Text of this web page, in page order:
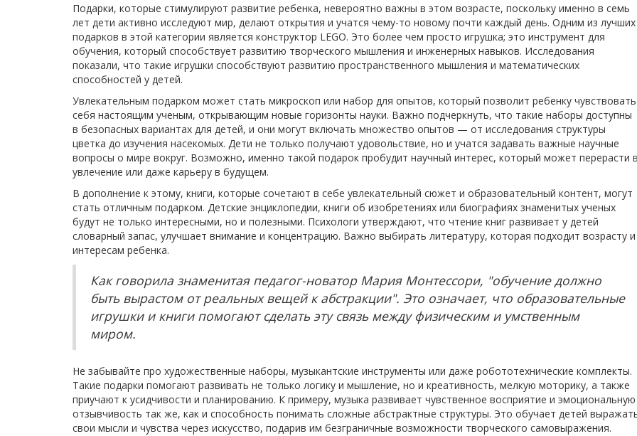
Подарки, которые стимулируют развитие ребенка, невероятно важны в этом возрасте, поскольку именно в семь
лет дети активно исследуют мир, делают открытия и учатся чему-то новому почти каждый день. Одним из лучших
подарков в этой категории является конструктор LEGO. Это более чем просто игрушка; это инструмент для
обучения, который способствует развитию творческого мышления и инженерных навыков. Исследования
показали, что такие игрушки способствуют развитию пространственного мышления и математических
способностей у детей.
Увлекательным подарком может стать микроскоп или набор для опытов, который позволит ребенку чувствовать
себя настоящим ученым, открывающим новые горизонты науки. Важно подчеркнуть, что такие наборы доступны
в безопасных вариантах для детей, и они могут включать множество опытов — от исследования структуры
цветка до изучения насекомых. Дети не только получают удовольствие, но и учатся задавать важные научные
вопросы о мире вокруг. Возможно, именно такой подарок пробудит научный интерес, который может перерасти
увлечение или даже карьеру в будущем.
В дополнение к этому, книги, которые сочетают в себе увлекательный сюжет и образовательный контент, могут
стать отличным подарком. Детские энциклопедии, книги об изобретениях или биографиях знаменитых ученых
будут не только интересными, но и полезными. Психологи утверждают, что чтение книг развивает у детей
словарный запас, улучшает внимание и концентрацию. Важно выбирать литературу, которая подходит возрасту и
интересам ребенка.
Как говорила знаменитая педагог-новатор Мария Монтессори, "обучение должно
быть вырастом от реальных вещей к абстракции". Это означает, что образовательные
игрушки и книги помогают сделать эту связь между физическим и умственным
миром.
Не забывайте про художественные наборы, музыкантские инструменты или даже робототехнические комплекты.
Такие подарки помогают развивать не только логику и мышление, но и креативность, мелкую моторику, а также
приучают к усидчивости и планированию. К примеру, музыка развивает чувственное восприятие и эмоциональную
отзывчивость так же, как и способность понимать сложные абстрактные структуры. Это обучает детей
свои мысли и чувства через искусство, подарив им безграничные возможности творческого самовыражения.